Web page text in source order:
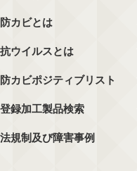
防カビとは
抗ウイルスとは
防カビポジティブリスト
登録加工製品検索
法規制及び障害事例